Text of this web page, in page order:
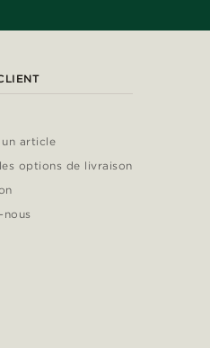
article
options de livraison
nous